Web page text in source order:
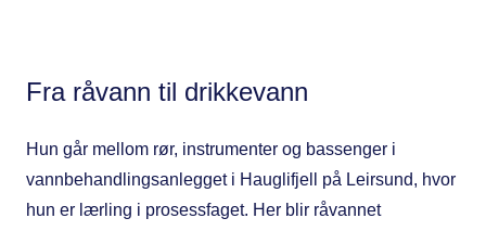
Fra råvann til drikkevann
Hun går mellom rør, instrumenter og bassenger i
vannbehandlingsanlegget i Hauglifjell på Leirsund, hvor
hun er lærling i prosessfaget. Her blir råvannet